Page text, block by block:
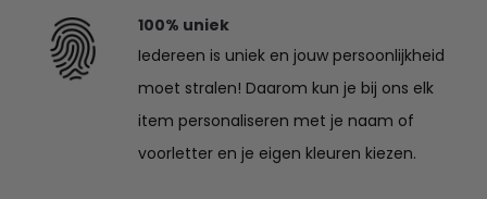
100% uniek
Iedereen is uniek en jouw persoonlijkheid
moet stralen! Daarom kun je bij ons elk
item personaliseren met je naam of
voorletter en je eigen kleuren kiezen.